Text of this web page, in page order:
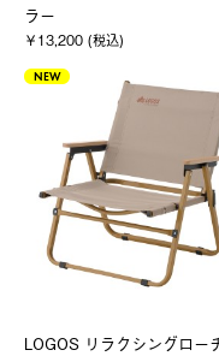
ラー
￥13,200 (税込)
NEW
LOGOS リラクシングロー